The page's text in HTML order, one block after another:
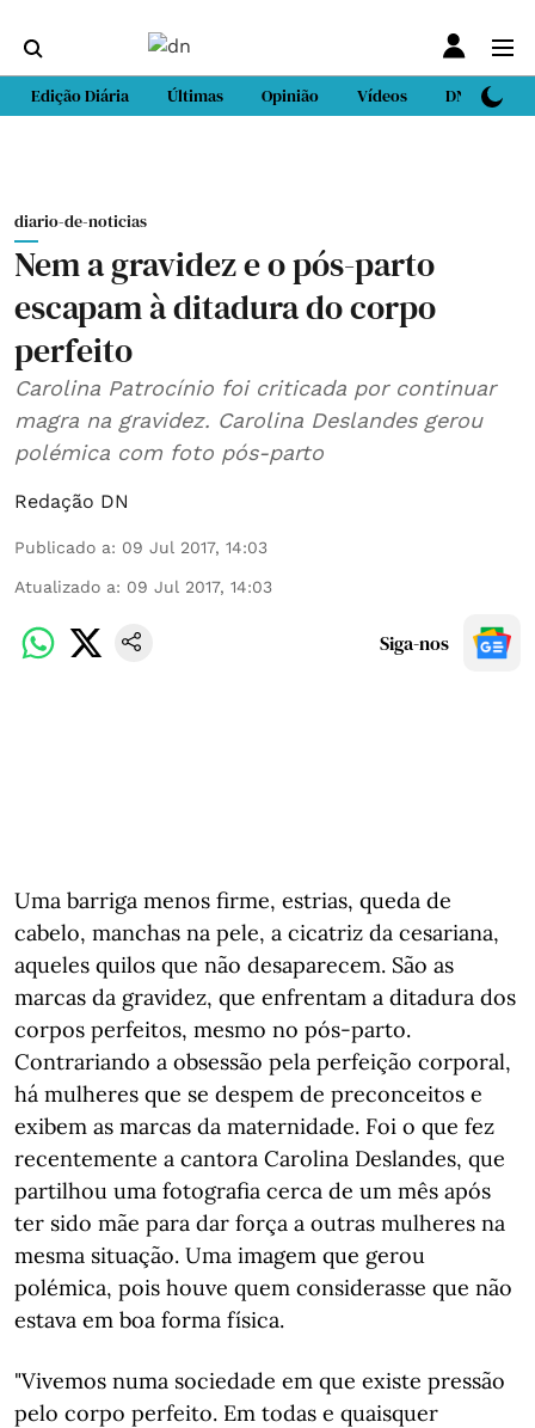
Edição Diária Últimas Opinião Vídeos DN Sport
diario-de-noticias
Nem a gravidez e o pós-parto
escapam à ditadura do corpo
perfeito
Carolina Patrocínio foi criticada por continuar
magra na gravidez. Carolina Deslandes gerou
polémica com foto pós-parto
Redação DN
Publicado a: 09 Jul 2017, 14:03
Atualizado a: 09 Jul 2017, 14:03
Siga-nos
Uma barriga menos firme, estrias, queda de
cabelo, manchas na pele, a cicatriz da cesariana,
aqueles quilos que não desaparecem. São as
marcas da gravidez, que enfrentam a ditadura dos
corpos perfeitos, mesmo no pós-parto.
Contrariando a obsessão pela perfeição corporal,
há mulheres que se despem de preconceitos e
exibem as marcas da maternidade. Foi o que fez
recentemente a cantora Carolina Deslandes, que
partilhou uma fotografia cerca de um mês após
ter sido mãe para dar força a outras mulheres na
mesma situação. Uma imagem que gerou
polémica, pois houve quem considerasse que não
estava em boa forma física.
"Vivemos numa sociedade em que existe pressão
pelo corpo perfeito. Em todas e quaisquer